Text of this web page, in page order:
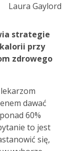
Laura Gaylord
strategie
przy
zdrowego
dawać
60%
to jest
się,